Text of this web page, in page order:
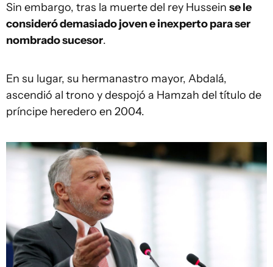
Sin embargo, tras la muerte del rey Hussein se le
consideró demasiado joven e inexperto para ser
nombrado sucesor.
En su lugar, su hermanastro mayor, Abdalá,
ascendió al trono y despojó a Hamzah del título de
príncipe heredero en 2004.